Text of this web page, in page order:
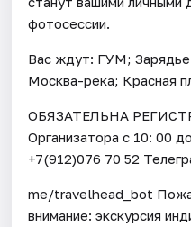
фотосессии.
Вас ждут: ГУМ;
Москва-река; Красная
ОБЯЗАТЕЛЬНА
Организатора c 10: 00
+7(912)076 70 52
me/travelhead_bot
внимание: экскурсия